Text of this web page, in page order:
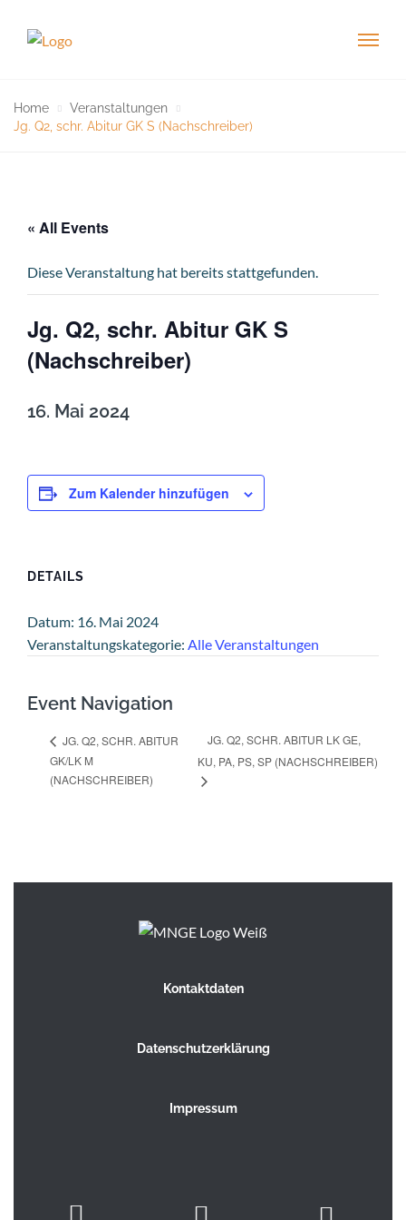
Home
Veranstaltungen
Jg. Q2, schr. Abitur GK S (Nachschreiber)
« All Events
Diese Veranstaltung hat bereits stattgefunden.
Jg. Q2, schr. Abitur GK S
(Nachschreiber)
16. Mai 2024
Zum Kalender hinzufügen
DETAILS
Datum: 16. Mai 2024
Veranstaltungskategorie: Alle Veranstaltungen
Event Navigation
JG. Q2, SCHR. ABITUR
GK/LK M
(NACHSCHREIBER)
JG. Q2, SCHR. ABITUR LK GE,
KU, PA, PS, SP (NACHSCHREIBER)
Kontaktdaten
Datenschutzerklärung
Impressum